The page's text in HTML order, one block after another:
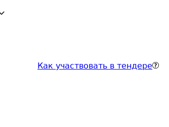
Как участвовать в тендере